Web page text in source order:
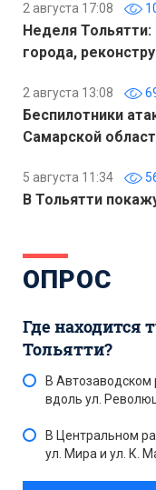
2 августа 17:08
Неделя
города,
2 августа 13:08
Беспилотники
Самарской
5 августа 11:34
В Тольятти
ОПРОС
Где находится
Тольятти?
В Автозаводском
вдоль ул.
В Центральном
ул. Мира и ул. К.